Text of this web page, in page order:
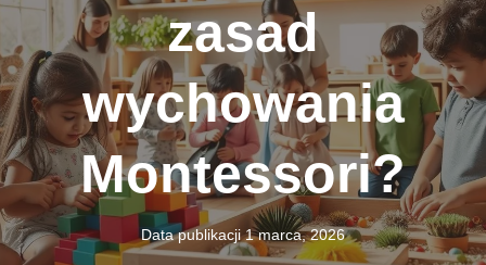
zasad
wychowania
Montessori?
Data publikacji 1 marca, 2026